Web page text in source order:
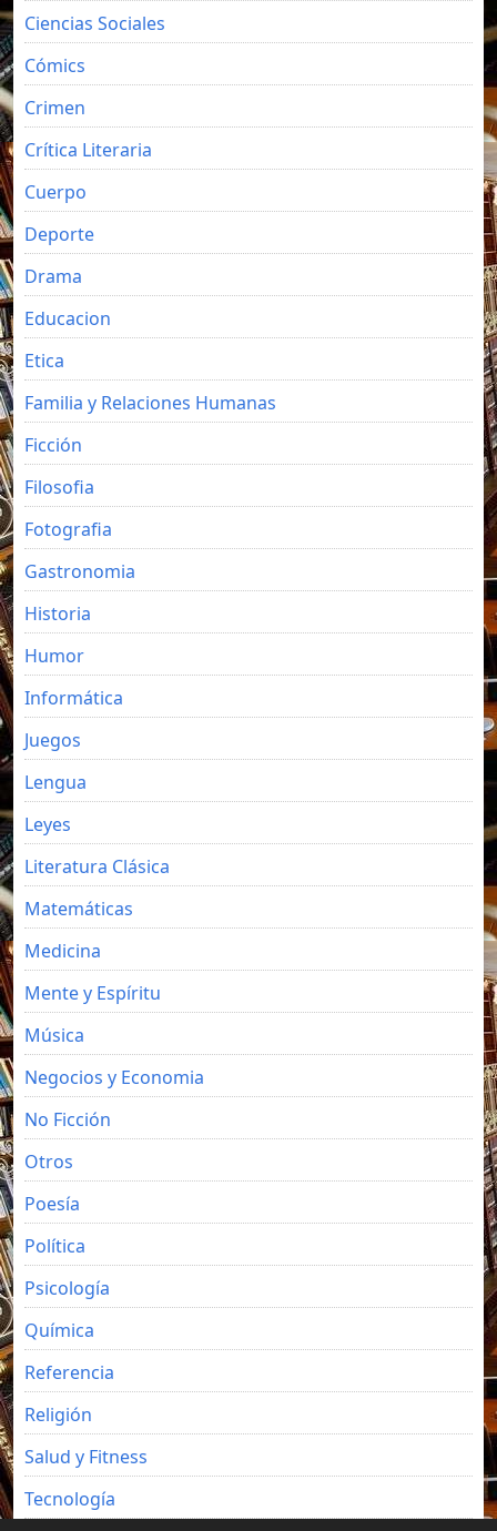
Ciencias Sociales
Cómics
Crimen
Crítica Literaria
Cuerpo
Deporte
Drama
Educacion
Etica
Familia y Relaciones Humanas
Ficción
Filosofia
Fotografia
Gastronomia
Historia
Humor
Informática
Juegos
Lengua
Leyes
Literatura Clásica
Matemáticas
Medicina
Mente y Espíritu
Música
Negocios y Economia
No Ficción
Otros
Poesía
Política
Psicología
Química
Referencia
Religión
Salud y Fitness
Tecnología